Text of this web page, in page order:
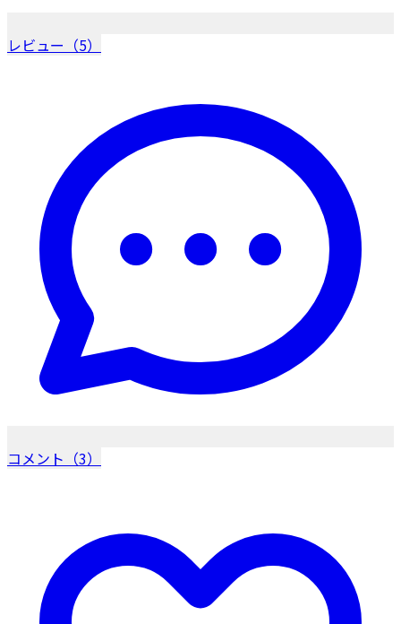
レビュー（5）
コメント（3）